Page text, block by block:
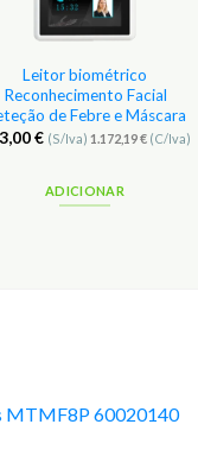
Leitor biométrico
Reconhecimento Facial
de Febre e Máscara
€ (S/Iva) 1.172,19€(C/Iva)
ADICIONAR
MTMF8P 60020140